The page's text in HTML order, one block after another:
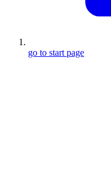
go to start page